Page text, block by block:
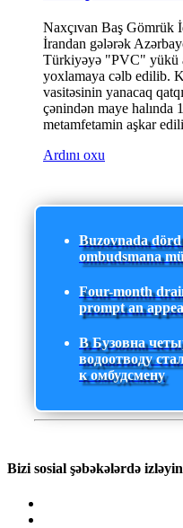
Naxçıvan Baş Gömrük
İrandan gələrək
Türkiyəyə "PVC" yükü
yoxlamaya cəlb edilib.
vasitəsinin yanacaq
çənindən maye halında
metamfetamin aşkar
Ardını oxu
Buzovnada
ombudsmana
Four-month
prompt an
В Бузовна
водоотводу
к омбудсмену
Bizi sosial şəbəkələrdə izləyin